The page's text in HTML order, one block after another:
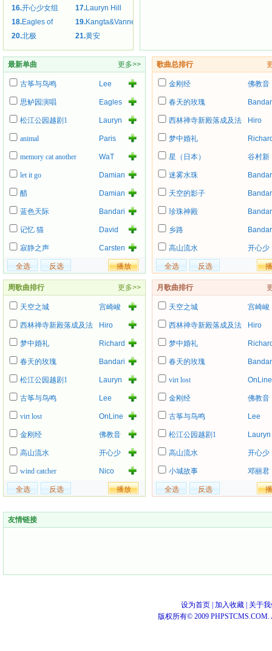
16.开心少女组 17.Lauryn Hill
18.Eagles of
Death Metal
19.Kangta&Vanness(安
七炫.吴建豪)
20.北极 21.黄安
最新单曲 更多>>
古筝与鸟鸣
Lee
Parnell
思鲈园演唱
Eagles
Death
Metal
松江公园越剧1
Lauryn
animal
Paris
memory cat another
WaT
let it go
Damian
醋
Damian
蓝色天际
Bandari
记忆 猫
David
寂静之声
Carsten
Schnell
歌曲总排行
金刚经
佛教音
春天的玫瑰
西林禅寺新殿落成及法
Hiro
梦中婚礼
星（日本）
谷村新
迷雾水珠
天空的影子
珍珠神殿
乡路
高山流水
开心少
女组
周歌曲排行 更多>>
天空之城 宫崎峻
西林禅寺新殿落成及法
Hiro
梦中婚礼
Richard
春天的玫瑰
Bandari
松江公园越剧1
Lauryn
古筝与鸟鸣
Lee
Parnell
virt lost OnLine
金刚经
佛教音
高山流水
开心少
wind catcher
Nico
月歌曲排行
天空之城 宫崎峻
西林禅寺新殿落成及法
Hiro
梦中婚礼
春天的玫瑰
virt lost OnLine
金刚经
佛教音
古筝与鸟鸣
Lee
Parnell
松江公园越剧1
Lauryn
高山流水
开心少
小城故事
邓丽君
友情链接
设为首页 加入收藏
关于
版权所有© 2009 PHPSTCMS.COM.